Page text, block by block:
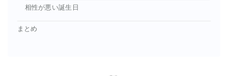
相性が悪い誕生日
まとめ